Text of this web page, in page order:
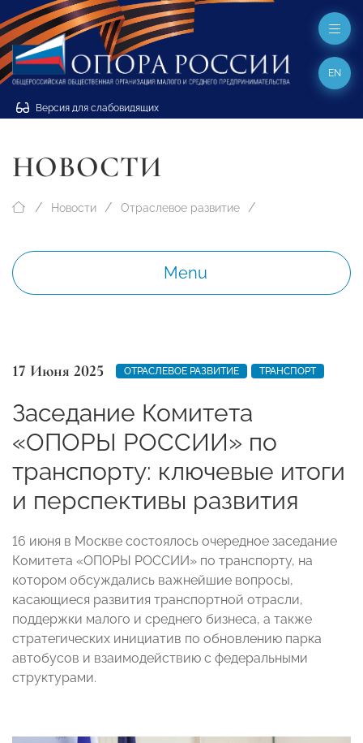
Версия для слабовидящих
EN
НОВОСТИ
Новости Отраслевое развитие
Menu
17 Июня 2025 ОТРАСЛЕВОЕ РАЗВИТИЕ ТРАНСПОРТ
Заседание Комитета
«ОПОРЫ РОССИИ» по
транспорту: ключевые итоги
и перспективы развития
16 июня в Москве состоялось очередное заседание
Комитета «ОПОРЫ РОССИИ» по транспорту, на
котором обсуждались важнейшие вопросы,
касающиеся развития транспортной отрасли,
поддержки малого и среднего бизнеса, а также
стратегических инициатив по обновлению парка
автобусов и взаимодействию с федеральными
структурами.